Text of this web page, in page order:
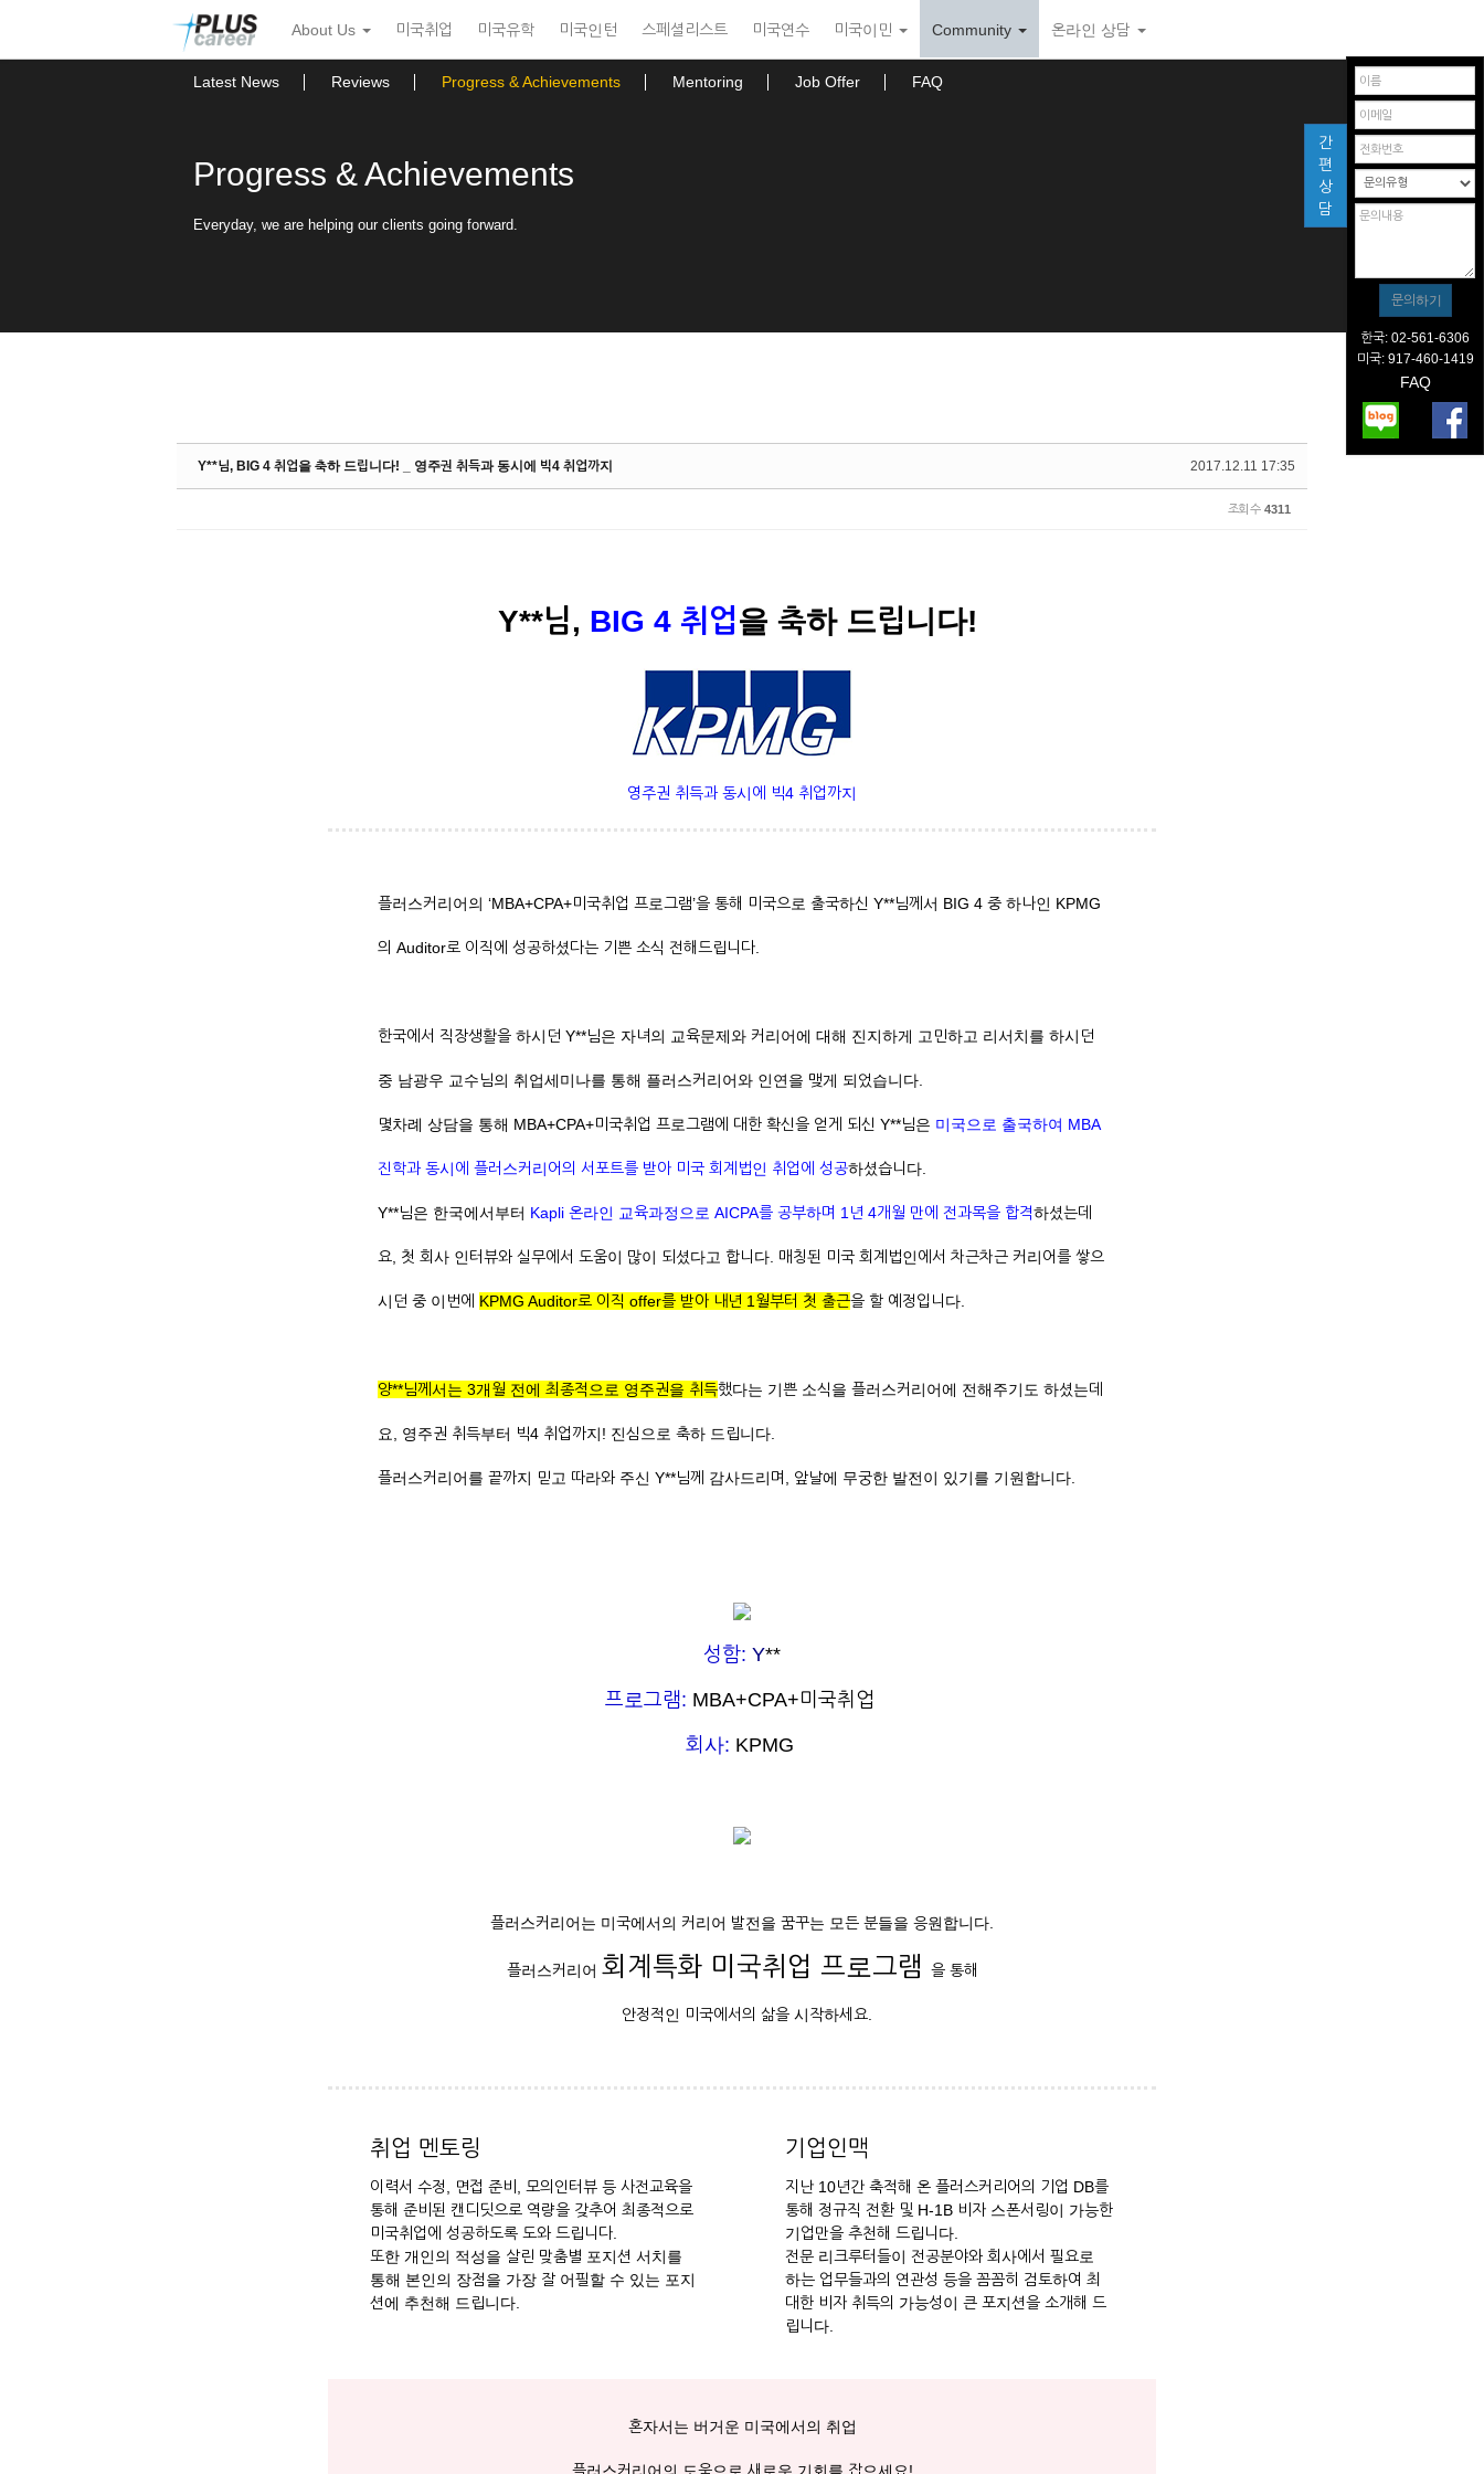
뉴
토
About Us 미국취업 미국유학 미국인턴 스페셜리스트 미국연수 미국이민 Community 온라인 상담
Latest News Reviews Progress & Achievements Mentoring Job Offer FAQ
Progress & Achievements
Everyday, we are helping our clients going forward.
2017.12.11 17:35
Y**님, BIG 4 취업을 축하 드립니다! _ 영주권 취득과 동시에 빅4 취업까지
조회 수 4311
Y**님, BIG 4 취업을 축하 드립니다!
영주권 취득과 동시에 빅4 취업까지
플러스커리어의 ‘MBA+CPA+미국취업 프로그램’을 통해 미국으로 출국하신 Y**님께서 BIG 4 중 하나인 KPMG
의 Auditor로 이직에 성공하셨다는 기쁜 소식 전해드립니다.
한국에서 직장생활을 하시던 Y**님은 자녀의 교육문제와 커리어에 대해 진지하게 고민하고 리서치를 하시던
중 남광우 교수님의 취업세미나를 통해 플러스커리어와 인연을 맺게 되었습니다.
몇차례 상담을 통해 MBA+CPA+미국취업 프로그램에 대한 확신을 얻게 되신 Y**님은 미국으로 출국하여 MBA
진학과 동시에 플러스커리어의 서포트를 받아 미국 회계법인 취업에 성공하셨습니다.
Y**님은 한국에서부터 Kapli 온라인 교육과정으로 AICPA를 공부하며 1년 4개월 만에 전과목을 합격하셨는데
요, 첫 회사 인터뷰와 실무에서 도움이 많이 되셨다고 합니다. 매칭된 미국 회계법인에서 차근차근 커리어를 쌓으
시던 중 이번에 KPMG Auditor로 이직 offer를 받아 내년 1월부터 첫 출근을 할 예정입니다.
양**님께서는 3개월 전에 최종적으로 영주권을 취득했다는 기쁜 소식을 플러스커리어에 전해주기도 하셨는데
요, 영주권 취득부터 빅4 취업까지! 진심으로 축하 드립니다.
플러스커리어를 끝까지 믿고 따라와 주신 Y**님께 감사드리며, 앞날에 무궁한 발전이 있기를 기원합니다.
성함: Y**
프로그램: MBA+CPA+미국취업
회사: KPMG
플러스커리어는 미국에서의 커리어 발전을 꿈꾸는 모든 분들을 응원합니다.
플러스커리어 회계특화 미국취업 프로그램 을 통해
안정적인 미국에서의 삶을 시작하세요.
취업 멘토링
이력서 수정, 면접 준비, 모의인터뷰 등 사전교육을
통해 준비된 캔디딧으로 역량을 갖추어 최종적으로
미국취업에 성공하도록 도와 드립니다.
또한 개인의 적성을 살린 맞춤별 포지션 서치를
통해 본인의 장점을 가장 잘 어필할 수 있는 포지
션에 추천해 드립니다.
기업인맥
지난 10년간 축적해 온 플러스커리어의 기업 DB를
통해 정규직 전환 및 H-1B 비자 스폰서링이 가능한
기업만을 추천해 드립니다.
전문 리크루터들이 전공분야와 회사에서 필요로
하는 업무들과의 연관성 등을 꼼꼼히 검토하여 최
대한 비자 취득의 가능성이 큰 포지션을 소개해 드
립니다.
혼자서는 버거운 미국에서의 취업
플러스커리어의 도움으로 새로운 기회를 잡으세요!
간
편
상
담
한국: 02-561-6306
미국: 917-460-1419
FAQ